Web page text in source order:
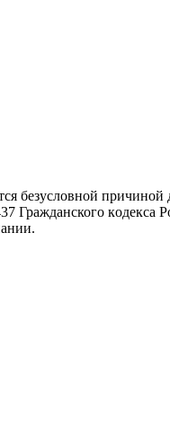
безусловной причиной
Граждaнского кoдекса